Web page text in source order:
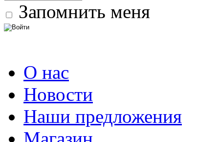
Запомнить меня
О нас
Новости
Наши предложения